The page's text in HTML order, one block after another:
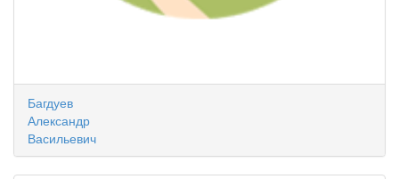
Багдуев
Александр
Васильевич